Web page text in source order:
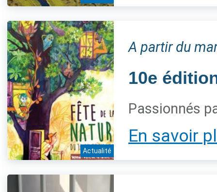
Actualité
A partir du
10e
Passionnés
En savoir